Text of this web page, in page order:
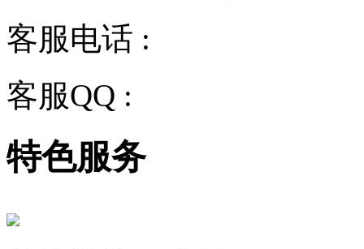
客服电话 :
客服QQ :
特色服务